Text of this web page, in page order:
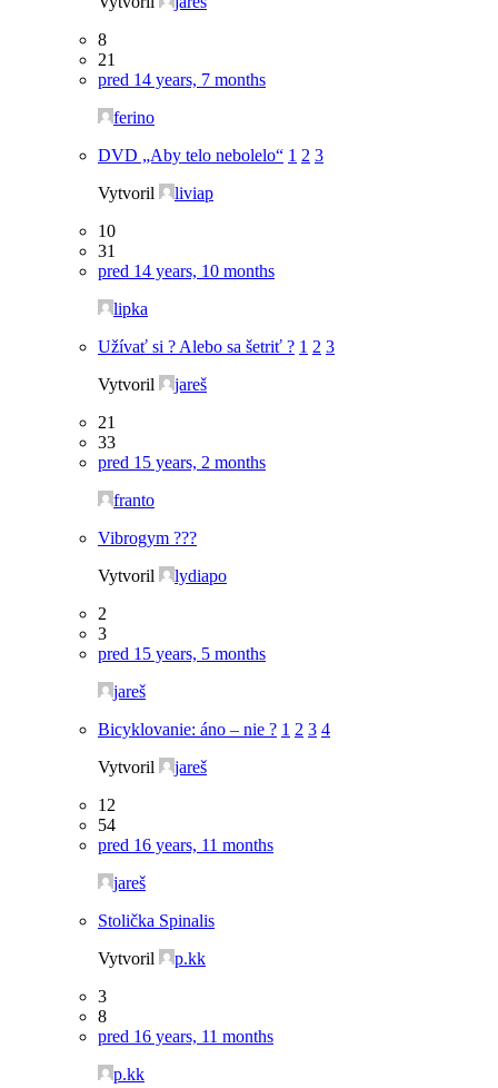
8
21
pred 14 years, 7 months
ferino
DVD „Aby telo nebolelo“ 1 2 3
Vytvoril
liviap
10
31
pred 14 years, 10 months
lipka
Užívať si ? Alebo sa šetriť ? 1 2 3
Vytvoril
jareš
21
33
pred 15 years, 2 months
franto
Vibrogym ???
Vytvoril
lydiapo
2
3
pred 15 years, 5 months
jareš
Bicyklovanie: áno – nie ? 1 2 3 4
Vytvoril
jareš
12
54
pred 16 years, 11 months
jareš
Stolička Spinalis
Vytvoril
p.kk
3
8
pred 16 years, 11 months
p.kk